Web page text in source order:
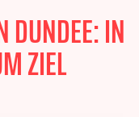
DUNDEE: IN
ZIEL